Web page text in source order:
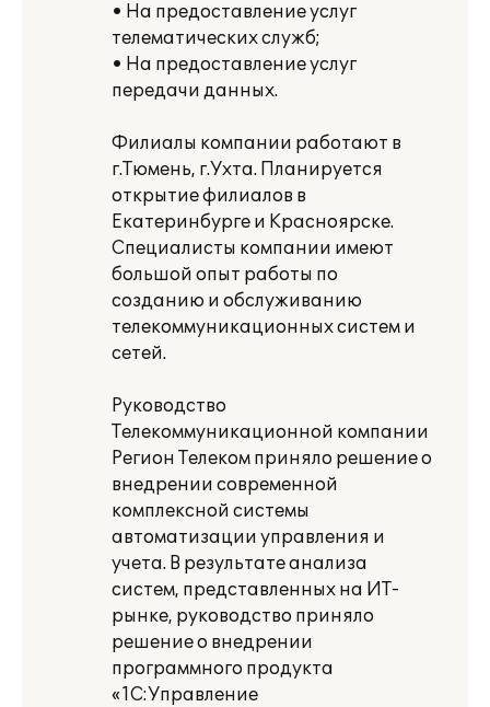
• На предоставление услуг
телематических служб;
• На предоставление услуг
передачи данных.
Филиалы компании работают в
г.Тюмень, г.Ухта. Планируется
открытие филиалов в
Екатеринбурге и Красноярске.
Специалисты компании имеют
большой опыт работы по
созданию и обслуживанию
телекоммуникационных систем и
сетей.
Руководство
Телекоммуникационной компании
Регион Телеком приняло решение о
внедрении современной
комплексной системы
автоматизации управления и
учета. В результате анализа
систем, представленных на ИТ-
рынке, руководство приняло
решение о внедрении
программного продукта
«1C:Управление